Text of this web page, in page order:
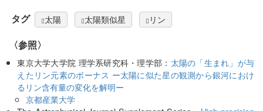
タグ 太陽 太陽類似星 リン
〈参照〉
東京大学大学院 理学系研究科・理学部： 太陽の「生まれ」が与
えたリン元素のボーナス ー太陽に似た星の観測から銀河におけ
るリン含有量の変化を解明ー
京都産業大学